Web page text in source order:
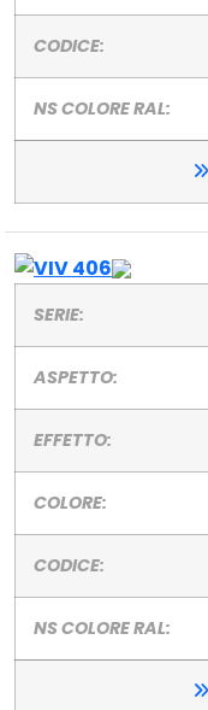
CODICE:
NS COLORE RAL:
SERIE:
ASPETTO:
EFFETTO:
COLORE:
CODICE:
NS COLORE RAL: